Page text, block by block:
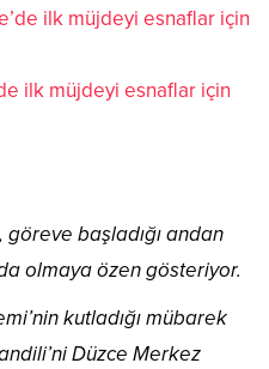
ilk müjdeyi esnaflar için
başladığı andan
olmaya özen gösteriyor.
kutladığı mübarek
’ni Düzce Merkez